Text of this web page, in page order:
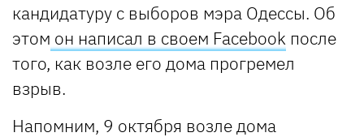
кандидатуру с выборов мэра Одессы. Об
этом он написал в своем Facebook после
того, как возле его дома прогремел
взрыв.
Напомним, 9 октября возле дома